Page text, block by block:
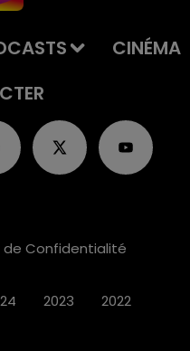
CINÉMA
de Confidentialité
2023 2022